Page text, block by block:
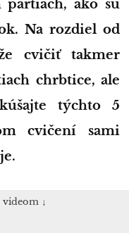
ako sú
Na rozdiel od
cvičiť takmer
chrbtice, ale
týchto 5
cvičení sami
↓